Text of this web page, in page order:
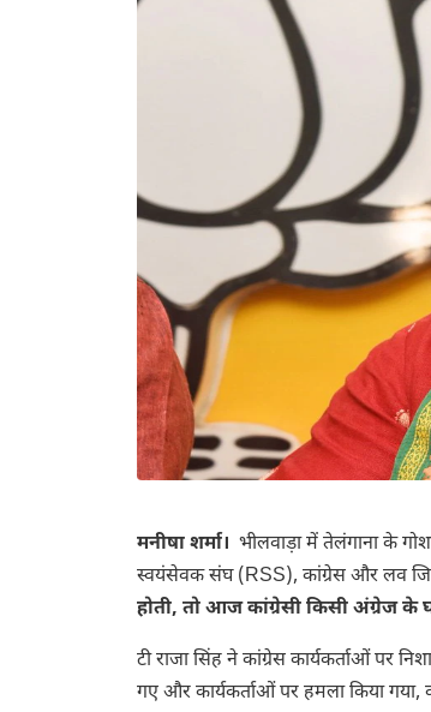
मनीषा शर्मा। भीलवाड़ा में तेलंगाना के
स्वयंसेवक संघ (RSS), कांग्रेस और लव
होती, तो आज कांग्रेसी किसी अंग्रेज के
टी राजा सिंह ने कांग्रेस कार्यकर्ताओं पर
गए और कार्यकर्ताओं पर हमला किया